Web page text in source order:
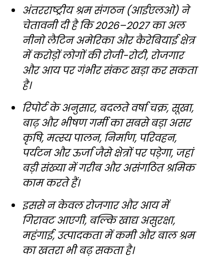
अंतरराष्ट्रीय श्रम संगठन (आईएलओ) ने
चेतावनी दी है कि 2026–2027 का अल
नीनो लैटिन अमेरिका और कैरेबियाई क्षेत्र
में करोड़ों लोगों की रोजी-रोटी, रोजगार
और आय पर गंभीर संकट खड़ा कर सकता
है।
रिपोर्ट के अनुसार, बदलते वर्षा चक्र, सूखा,
बाढ़ और भीषण गर्मी का सबसे बड़ा असर
कृषि, मत्स्य पालन, निर्माण, परिवहन,
पर्यटन और ऊर्जा जैसे क्षेत्रों पर पड़ेगा, जहां
बड़ी संख्या में गरीब और असंगठित श्रमिक
काम करते हैं।
इससे न केवल रोजगार और आय में
गिरावट आएगी, बल्कि खाद्य असुरक्षा,
महंगाई, उत्पादकता में कमी और बाल श्रम
का खतरा भी बढ़ सकता है।